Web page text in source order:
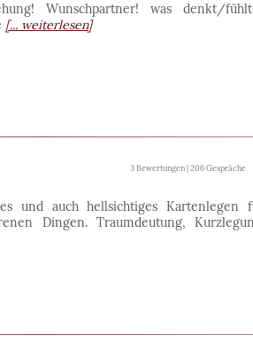
Wunschpartner! was denkt/
[... weiterlesen]
3 Bewertungen | 206 Gespräche
und auch hellsichtiges Kartenlegen
Dingen. Traumdeutung,